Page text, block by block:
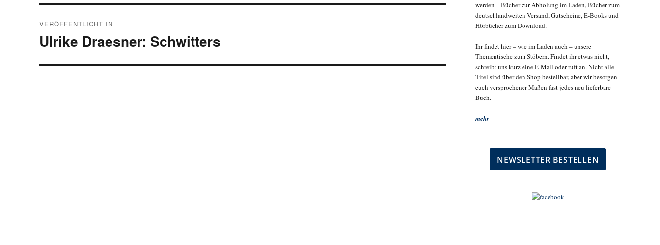
VERÖFFENTLICHT IN
Ulrike Draesner: Schwitters
werden – Bücher zur Abholung im Laden, Bücher zum
deutschlandweiten Versand, Gutscheine, E-Books und
Hörbücher zum Download.
Ihr findet hier – wie im Laden auch – unsere
Thementische zum Stöbern. Findet ihr etwas nicht,
schreibt uns kurz eine E-Mail oder ruft an. Nicht alle
Titel sind über den Shop bestellbar, aber wir besorgen
euch versprochener Maßen fast jedes neu lieferbare
Buch.
mehr